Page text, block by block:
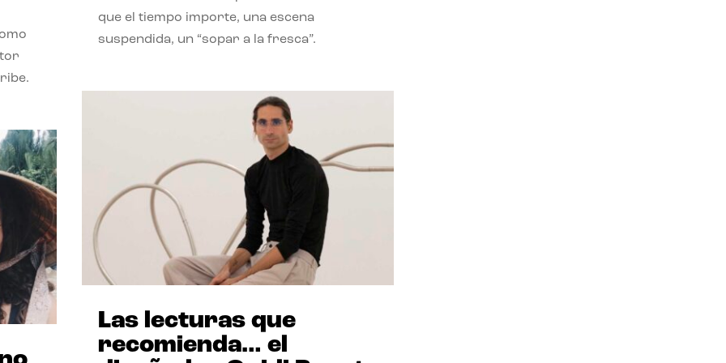
que el tiempo importe, una escena
suspendida, un “sopar a la fresca”.
Las lecturas que
recomienda… el